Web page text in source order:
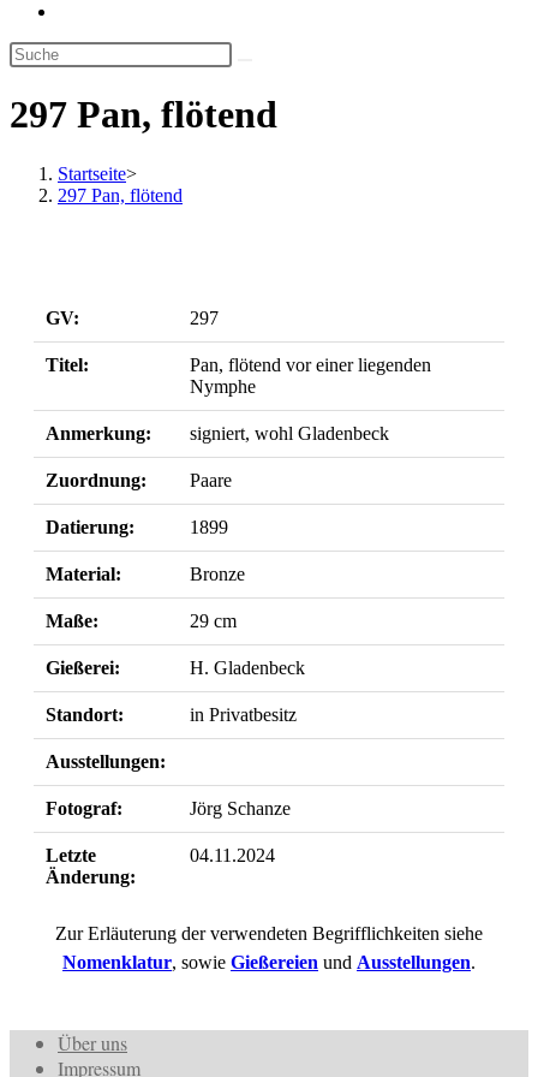
umschalten
297 Pan, flötend
Startseite>
297 Pan, flötend
GV: 297
Titel:
Pan, flötend vor einer liegenden
Nymphe
Anmerkung: signiert, wohl Gladenbeck
Zuordnung: Paare
Datierung: 1899
Material: Bronze
Maße: 29 cm
Gießerei: H. Gladenbeck
Standort: in Privatbesitz
Ausstellungen:
Fotograf: Jörg Schanze
Letzte
Änderung:
04.11.2024
Zur Erläuterung der verwendeten Begrifflichkeiten siehe
Nomenklatur, sowie Gießereien und Ausstellungen.
Über uns
Impressum